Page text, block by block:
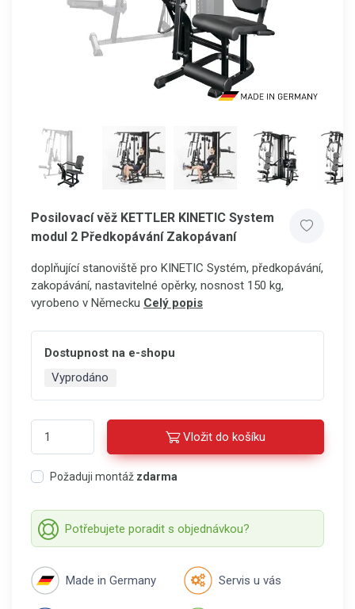
Posilovací věž KETTLER KINETIC System
modul 2 Předkopávání Zakopávaní
doplňující stanoviště pro KINETIC Systém, předkopávání,
zakopávání, nastavitelné opěrky, nosnost 150 kg,
vyrobeno v Německu Celý popis
Dostupnost na e-shopu
Vyprodáno
Vložit do košíku
Požaduji montáž zdarma
Potřebujete poradit s objednávkou?
Made in Germany Servis u vás